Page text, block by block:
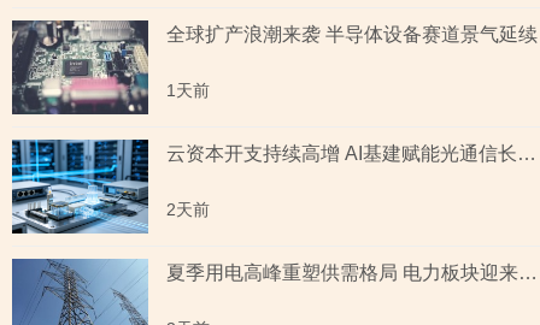
全球扩产浪潮来袭 半导体设备赛道景气延续
1天前
云资本开支持续高增 AI基建赋能光通信长期成长
2天前
夏季用电高峰重塑供需格局 电力板块迎来量价齐升